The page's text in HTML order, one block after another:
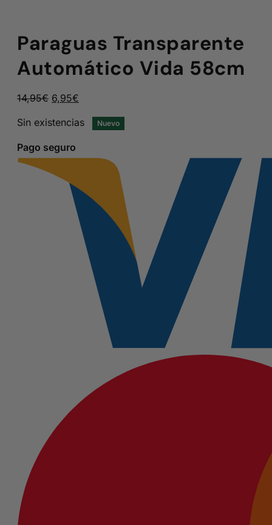
Paraguas Transparente
Automático Vida 58cm
14,95€ El
original
14,95€.
6,95€
actual
6,95€.
Sin existencias Nuevo
Pago seguro